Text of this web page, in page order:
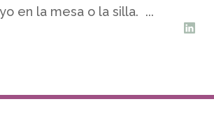
en la mesa o la silla. ...